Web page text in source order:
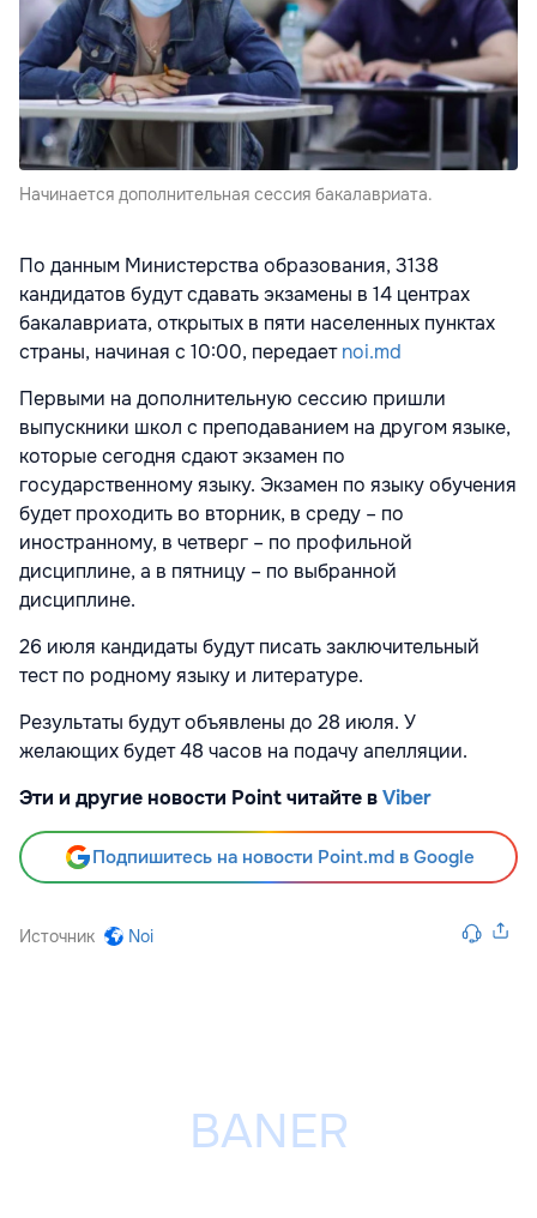
Начинается дополнительная сессия бакалавриата.
По данным Министерства образования, 3138
кандидатов будут сдавать экзамены в 14 центрах
бакалавриата, открытых в пяти населенных пунктах
страны, начиная с 10:00, передаетnoi.md
Первыми на дополнительную сессию пришли
выпускники школ с преподаванием на другом языке,
которые сегодня сдают экзамен по
государственному языку. Экзамен по языку обучения
будет проходить во вторник, в среду – по
иностранному, в четверг – по профильной
дисциплине, а в пятницу – по выбранной
дисциплине.
26 июля кандидаты будут писать заключительный
тест по родному языку и литературе.
Результаты будут объявлены до 28 июля. У
желающих будет 48 часов на подачу апелляции.
Эти и другие новости Point читайте вViber
Подпишитесь на новости Point.md в Google
Источник Noi